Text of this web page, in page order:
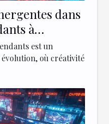
dans
à
est un
évolution, où créativité